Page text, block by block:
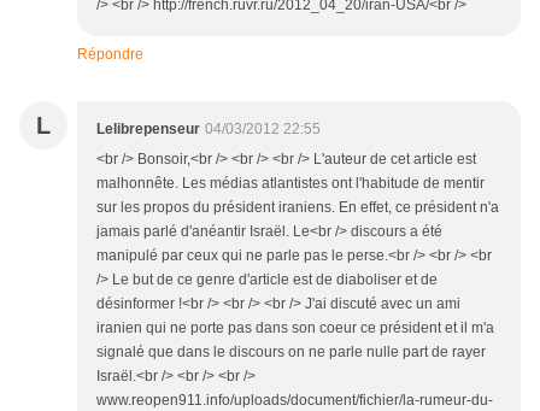
/> <br /> http://french.ruvr.ru/2012_04_20/iran-USA/<br />
Répondre
L Lelibrepenseur 04/03/2012 22:55
<br /> Bonsoir,<br /> <br /> <br /> L'auteur de cet article est
malhonnête. Les médias atlantistes ont l'habitude de mentir
sur les propos du président iraniens. En effet, ce président n'a
jamais parlé d'anéantir Israël. Le<br /> discours a été
manipulé par ceux qui ne parle pas le perse.<br /> <br /> <br
/> Le but de ce genre d'article est de diaboliser et de
désinformer !<br /> <br /> <br /> J'ai discuté avec un ami
iranien qui ne porte pas dans son coeur ce président et il m'a
signalé que dans le discours on ne parle nulle part de rayer
Israël.<br /> <br /> <br />
www.reopen911.info/uploads/document/fichier/la-rumeur-du-